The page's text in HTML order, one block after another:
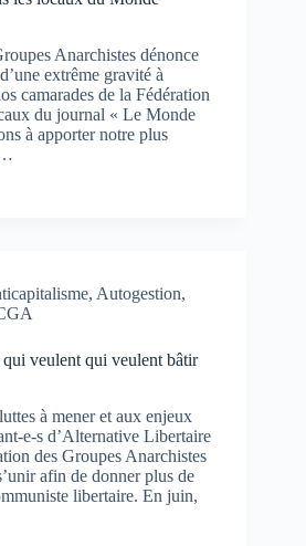
Anarchistes dénonce
extrême gravité à
camarades de la Fédération
du journal « Le Monde
à apporter notre plus
, Autogestion,
qui veulent qui veulent bâtir
à mener et aux enjeux
e-s d’Alternative Libertaire
des Groupes Anarchistes
afin de donner plus de
libertaire. En juin,